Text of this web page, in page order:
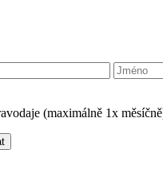
(maximálně 1x